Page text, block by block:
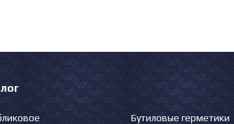
Бутиловые герметики